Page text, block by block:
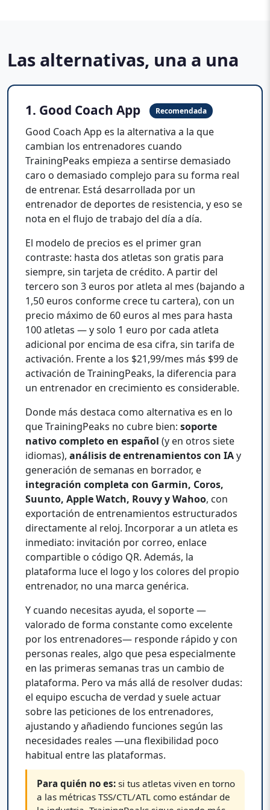
Las alternativas, una a una
1. Good Coach App Recomendada
Good Coach App es la alternativa a la que
cambian los entrenadores cuando
TrainingPeaks empieza a sentirse demasiado
caro o demasiado complejo para su forma real
de entrenar. Está desarrollada por un
entrenador de deportes de resistencia, y eso se
nota en el flujo de trabajo del día a día.
El modelo de precios es el primer gran
contraste: hasta dos atletas son gratis para
siempre, sin tarjeta de crédito. A partir del
tercero son 3 euros por atleta al mes (bajando a
1,50 euros conforme crece tu cartera), con un
precio máximo de 60 euros al mes para hasta
100 atletas — y solo 1 euro por cada atleta
adicional por encima de esa cifra, sin tarifa de
activación. Frente a los $21,99/mes más $99 de
activación de TrainingPeaks, la diferencia para
un entrenador en crecimiento es considerable.
Donde más destaca como alternativa es en lo
que TrainingPeaks no cubre bien: soporte
nativo completo en español (y en otros siete
idiomas), análisis de entrenamientos con IAy
generación de semanas en borrador, e
integración completa con Garmin, Coros,
Suunto, Apple Watch, Rouvy y Wahoo, con
exportación de entrenamientos estructurados
directamente al reloj. Incorporar a un atleta es
inmediato: invitación por correo, enlace
compartible o código QR. Además, la
plataforma luce el logo y los colores del propio
entrenador, no una marca genérica.
Y cuando necesitas ayuda, el soporte —
valorado de forma constante como excelente
por los entrenadores— responde rápido y con
personas reales, algo que pesa especialmente
en las primeras semanas tras un cambio de
plataforma. Pero va más allá de resolver dudas:
el equipo escucha de verdad y suele actuar
sobre las peticiones de los entrenadores,
ajustando y añadiendo funciones según las
necesidades reales —una flexibilidad poco
habitual entre las plataformas.
Para quién no es: si tus atletas viven en torno
a las métricas TSS/CTL/ATL como estándar de